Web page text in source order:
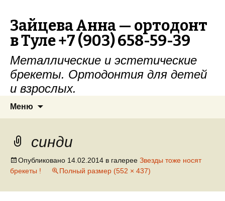
Зайцева Анна — ортодонт
в Туле +7 (903) 658-59-39
Металлические и эстетические
брекеты. Ортодонтия для детей
и взрослых.
Меню
синди
Опубликовано 14.02.2014 в галерее Звезды тоже носят
брекеты !
Полный размер (552 × 437)